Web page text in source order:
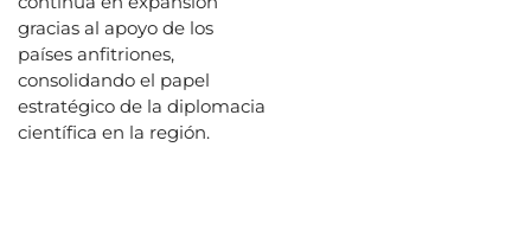
gracias al apoyo de los
países anfitriones,
consolidando el papel
estratégico de la diplomacia
científica en la región.